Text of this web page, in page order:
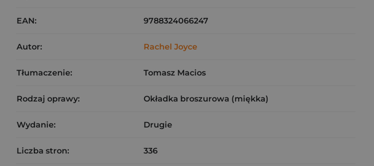
EAN: 9788324066247
Autor: Rachel Joyce
Tłumaczenie: Tomasz Macios
Rodzaj oprawy: Okładka broszurowa (miękka)
Wydanie: Drugie
Liczba stron: 336